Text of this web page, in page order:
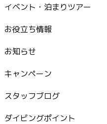
イベント・泊まりツアー
お役立ち情報
お知らせ
キャンペーン
スタッフブログ
ダイビングポイント